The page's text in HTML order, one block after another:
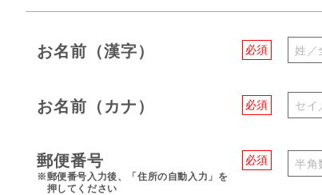
必須
お名前（漢字）
必須
お名前（カナ）
必須
郵便番号
※郵便番号入力後、「住所の自動入力」を
押してください